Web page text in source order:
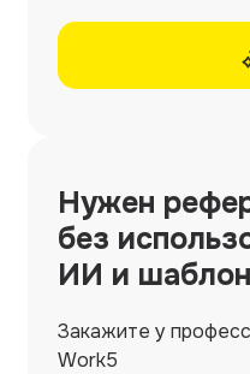
Нужен
без
ИИ и
Закажите у
Work5